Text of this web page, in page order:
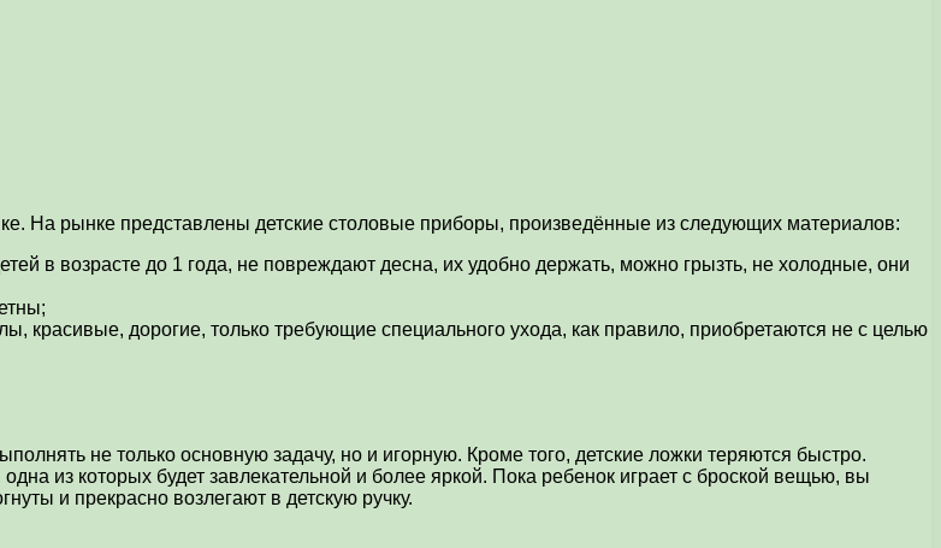
На рынке представлены детские столовые приборы, произведённые из следующих материалов:
в возрасте до 1 года, не повреждают десна, их удобно держать, можно грызть, не холодные, они
красивые, дорогие, только требующие специального ухода, как правило, приобретаются не с целью
не только основную задачу, но и игорную. Кроме того, детские ложки теряются быстро.
из которых будет завлекательной и более яркой. Пока ребенок играет с броской вещью, вы
и прекрасно возлегают в детскую ручку.